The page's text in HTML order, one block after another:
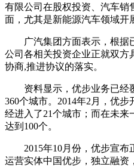
有限公司在股权投资、汽车销
面，尤其是新能源汽车领域开
广汽集团方面表示，根据
公司各相关投资企业正就双方
协商,推进协议的落实。
资料显示，优步业务已经
360个城市。2014年2月，优
经进入了21个城市；而在未
达到100个。
2015年10月份，优步宣
运营实体中国优步，独立融资